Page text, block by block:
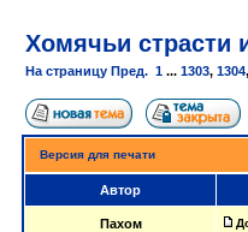
Хомячьи страсти
На страницу Пред. 1 ... 1303, 1304,
Версия для печати
Автор
Пахом